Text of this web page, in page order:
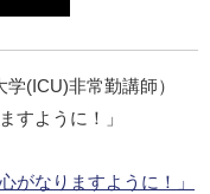
(ICU)非常勤講師）
ように！」
なりますように！」